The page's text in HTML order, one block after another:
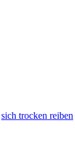
sich trocken reiben